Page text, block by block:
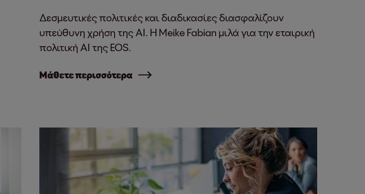
Δεσμευτικές πολιτικές και διαδικασίες διασφαλίζουν
υπεύθυνη χρήση της AI. Η Meike Fabian μιλά για την εταιρική
πολιτική AI της EOS.
Μάθετε περισσότερα